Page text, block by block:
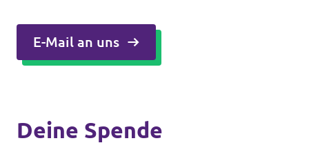
E-Mail an uns
Deine Spende